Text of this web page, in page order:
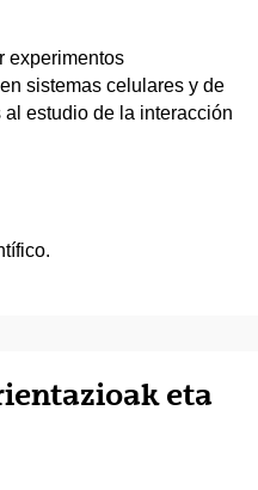
experimentos
sistemas celulares y de
estudio de la interacción
eta